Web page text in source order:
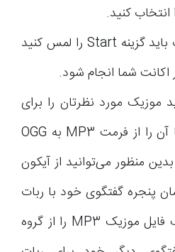
بعد از انتخاب ربات باید گزینه Start را لمس کنید
اکانت شما انجام شود.
موزیک مورد نظرتان را برای
ربات ارسال کنید تا آن را از فرمت MP3 به OGG
منظور می‌‌توانید از آیکون
پنجره گفتگوی خود با ربات
استفاده کنید یا یک فایل موزیک MP3 را از گروه